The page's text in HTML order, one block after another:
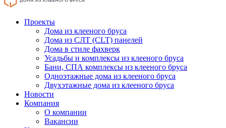
Проекты
Дома из клееного бруса
Дома из СЛТ (CLT) панелей
Дома в стиле фахверк
Усадьбы и комплексы из клееного бруса
Бани, СПА комплексы из клееного бруса
Одноэтажные дома из клееного бруса
Двухэтажные дома из клееного бруса
Новости
Компания
О компании
Вакансии